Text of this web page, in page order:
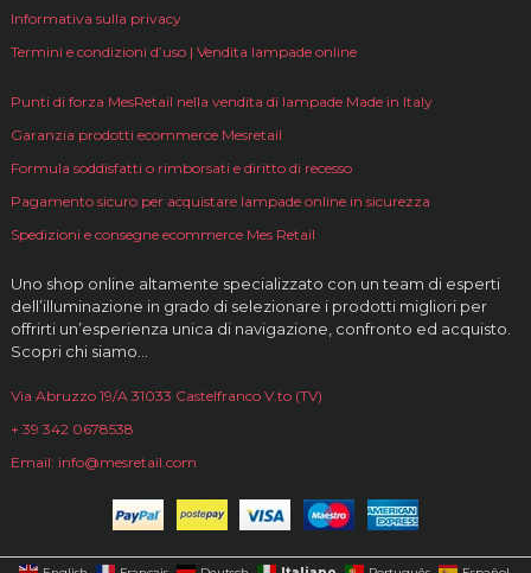
Informativa sulla privacy
Termini e condizioni d’uso | Vendita lampade online
Punti di forza MesRetail nella vendita di lampade Made in Italy
Garanzia prodotti ecommerce Mesretail
Formula soddisfatti o rimborsati e diritto di recesso
Pagamento sicuro per acquistare lampade online in sicurezza
Spedizioni e consegne ecommerce Mes Retail
Uno shop online altamente specializzato con un team di esperti
dell’illuminazione in grado di selezionare i prodotti migliori per
offrirti un’esperienza unica di navigazione, confronto ed acquisto.
Scopri chi siamo…
Via Abruzzo 19/A 31033 Castelfranco V.to (TV)
+ 39 342 0678538
Email: info@mesretail.com